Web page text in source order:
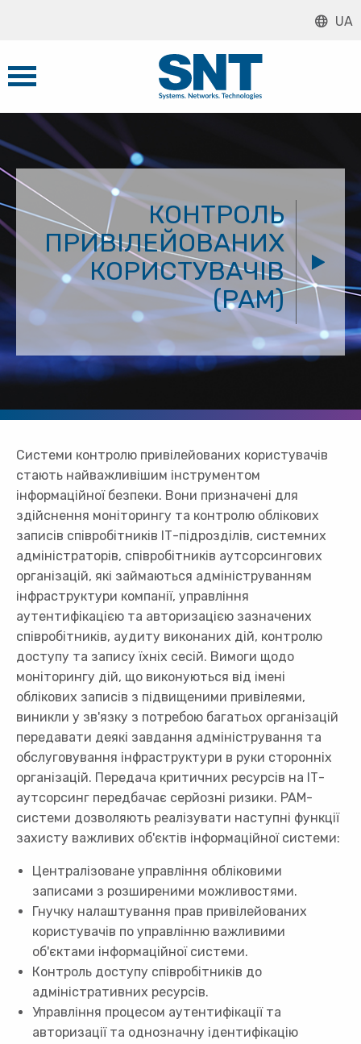
UA
КОНТРОЛЬ
ПРИВІЛЕЙОВАНИХ
КОРИСТУВАЧІВ
(PAM)
Системи контролю привілейованих користувачів
стають найважливішим інструментом
інформаційної безпеки. Вони призначені для
здійснення моніторингу та контролю облікових
записів співробітників ІТ-підрозділів, системних
адміністраторів, співробітників аутсорсингових
організацій, які займаються адмініструванням
інфраструктури компанії, управління
аутентифікацією та авторизацією зазначених
співробітників, аудиту виконаних дій, контролю
доступу та запису їхніх сесій. Вимоги щодо
моніторингу дій, що виконуються від імені
облікових записів з підвищеними привілеями,
виникли у зв'язку з потребою багатьох організацій
передавати деякі завдання адміністрування та
обслуговування інфраструктури в руки сторонніх
організацій. Передача критичних ресурсів на ІТ-
аутсорсинг передбачає серйозні ризики. PAM-
системи дозволяють реалізувати наступні функції
захисту важливих об'єктів інформаційної системи:
Централізоване управління обліковими
записами з розширеними можливостями.
Гнучку налаштування прав привілейованих
користувачів по управлінню важливими
об'єктами інформаційної системи.
Контроль доступу співробітників до
адміністративних ресурсів.
Управління процесом аутентифікації та
авторизації та однозначну ідентифікацію